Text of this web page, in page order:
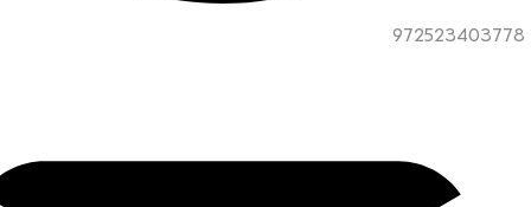
972523403778